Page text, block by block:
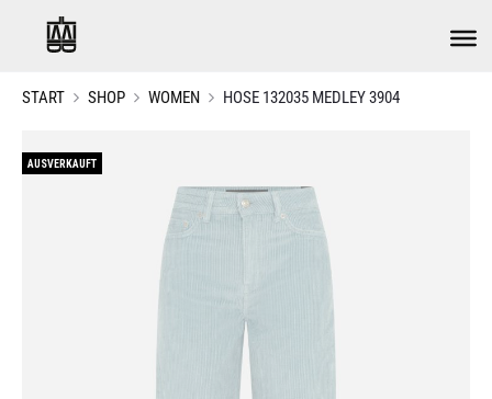
START SHOP WOMEN HOSE 132035 MEDLEY 3904
AUSVERKAUFT